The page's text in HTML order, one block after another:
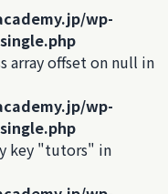
wp-
array offset on null in
wp-
key "tutors" in